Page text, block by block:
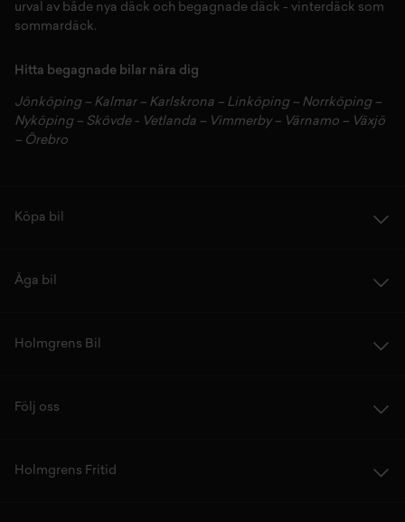
urval av både nya däck och begagnade däck - vinterdäck som
sommardäck.
Hitta begagnade bilar nära dig
Jönköping– Kalmar – Karlskrona – Linköping– Norrköping–
Nyköping– Skövde- Vetlanda – Vimmerby– Värnamo – Växjö
– Örebro
Köpa bil
Äga bil
Holmgrens Bil
Följ oss
Holmgrens Fritid